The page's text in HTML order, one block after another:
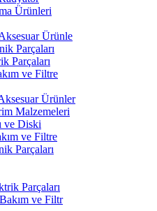
Ürünleri
Ürünle
Parçaları
Parçaları
ve Filtre
Ürünler
Malzemeleri
ve Diski
ve Filtre
Parçaları
Parçaları
ve Filtr